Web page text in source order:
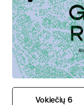
Vokiečių 6